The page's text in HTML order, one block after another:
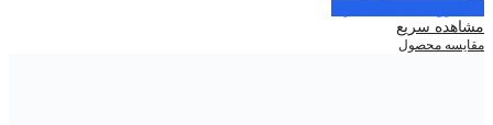
مشاهده سریع
مقایسه محصول